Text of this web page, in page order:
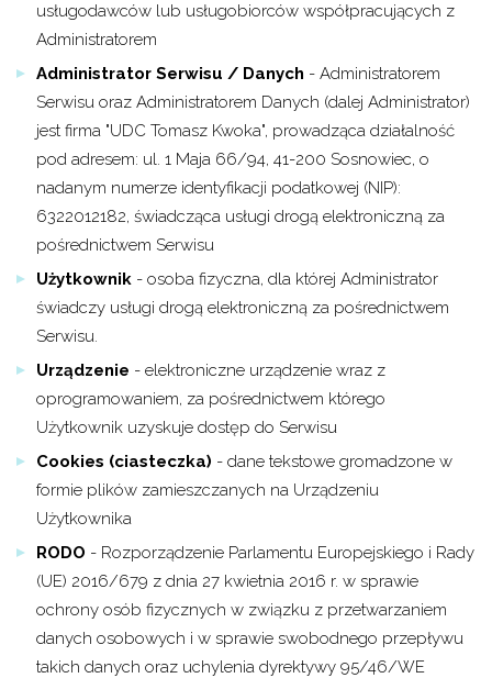
usługodawców lub usługobiorców współpracujących z
Administratorem
Administrator Serwisu / Danych - Administratorem
Serwisu oraz Administratorem Danych (dalej Administrator)
jest firma "UDC Tomasz Kwoka", prowadząca działalność
pod adresem: ul. 1 Maja 66/94, 41-200 Sosnowiec, o
nadanym numerze identyfikacji podatkowej (NIP):
6322012182, świadcząca usługi drogą elektroniczną za
pośrednictwem Serwisu
Użytkownik - osoba fizyczna, dla której Administrator
świadczy usługi drogą elektroniczną za pośrednictwem
Serwisu.
Urządzenie - elektroniczne urządzenie wraz z
oprogramowaniem, za pośrednictwem którego
Użytkownik uzyskuje dostęp do Serwisu
Cookies (ciasteczka) - dane tekstowe gromadzone w
formie plików zamieszczanych na Urządzeniu
Użytkownika
RODO - Rozporządzenie Parlamentu Europejskiego i Rady
(UE) 2016/679 z dnia 27 kwietnia 2016 r. w sprawie
ochrony osób fizycznych w związku z przetwarzaniem
danych osobowych i w sprawie swobodnego przepływu
takich danych oraz uchylenia dyrektywy 95/46/WE